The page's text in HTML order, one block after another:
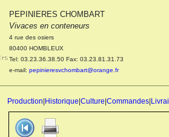
PEPINIERES CHOMBART
Vivaces en conteneurs
4 rue des osiers
80400 HOMBLEUX
Tel: 03.23.36.38.50 Fax: 03.23.81.31.73
e-mail: pepinieresvchombart@orange.fr
Production Historique Culture Commandes